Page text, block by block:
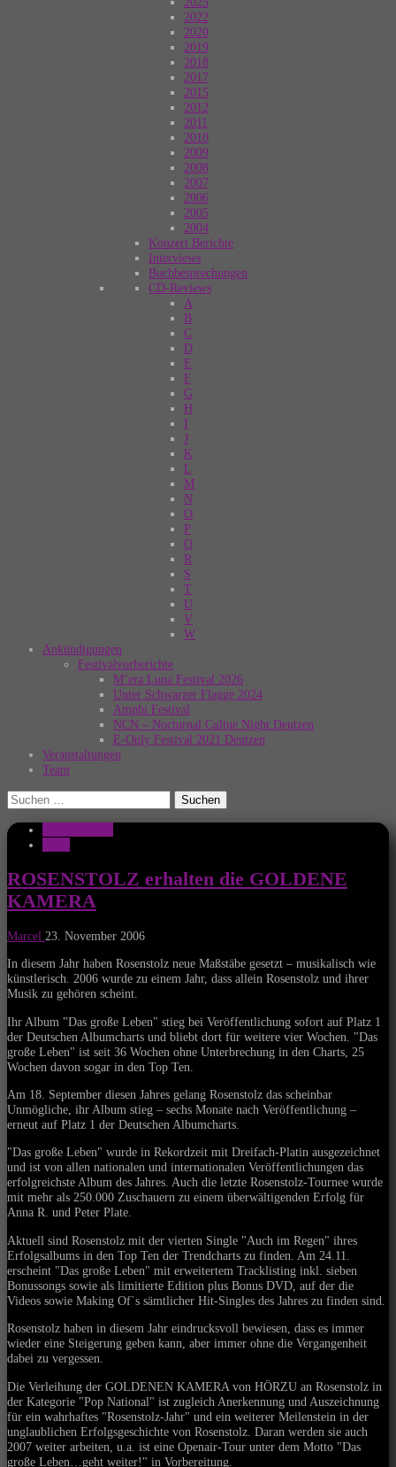
2022
2020
2019
2018
2017
2015
2012
2011
2010
2009
2008
2007
2006
2005
2004
Konzert Berichte
Interviews
Buchbesprechungen
CD-Reviews
A
B
C
D
E
F
G
H
I
J
K
L
M
N
O
P
Q
R
S
T
U
V
W
Ankündigungen
Festivalvorberichte
M’era Luna Festival 2026
Unter Schwarzer Flagge 2024
Amphi Festival
NCN – Nocturnal Cultue Night Deutzen
E-Only Festival 2021 Deutzen
Veranstaltungen
Team
Suchen
nach:
ROSENSTOLZ erhalten die GOLDENE
KAMERA
Marcel 23. November 2006
In diesem Jahr haben Rosenstolz neue Maßstäbe gesetzt – musikalisch wie
künstlerisch. 2006 wurde zu einem Jahr, dass allein Rosenstolz und ihrer
Musik zu gehören scheint.
Ihr Album "Das große Leben" stieg bei Veröffentlichung sofort auf Platz 1
der Deutschen Albumcharts und bliebt dort für weitere vier Wochen. "Das
große Leben" ist seit 36 Wochen ohne Unterbrechung in den Charts, 25
Wochen davon sogar in den Top Ten.
Am 18. September diesen Jahres gelang Rosenstolz das scheinbar
Unmögliche, ihr Album stieg – sechs Monate nach Veröffentlichung –
erneut auf Platz 1 der Deutschen Albumcharts.
"Das große Leben" wurde in Rekordzeit mit Dreifach-Platin ausgezeichnet
und ist von allen nationalen und internationalen Veröffentlichungen das
erfolgreichste Album des Jahres. Auch die letzte Rosenstolz-Tournee wurde
mit mehr als 250.000 Zuschauern zu einem überwältigenden Erfolg für
Anna R. und Peter Plate.
Aktuell sind Rosenstolz mit der vierten Single "Auch im Regen" ihres
Erfolgsalbums in den Top Ten der Trendcharts zu finden. Am 24.11.
erscheint "Das große Leben" mit erweitertem Tracklisting inkl. sieben
Bonussongs sowie als limitierte Edition plus Bonus DVD, auf der die
Videos sowie Making Of`s sämtlicher Hit-Singles des Jahres zu finden sind.
Rosenstolz haben in diesem Jahr eindrucksvoll bewiesen, dass es immer
wieder eine Steigerung geben kann, aber immer ohne die Vergangenheit
dabei zu vergessen.
Die Verleihung der GOLDENEN KAMERA von HÖRZU an Rosenstolz in
der Kategorie "Pop National" ist zugleich Anerkennung und Auszeichnung
für ein wahrhaftes "Rosenstolz-Jahr" und ein weiterer Meilenstein in der
unglaublichen Erfolgsgeschichte von Rosenstolz. Daran werden sie auch
2007 weiter arbeiten, u.a. ist eine Openair-Tour unter dem Motto "Das
große Leben…geht weiter!" in Vorbereitung.